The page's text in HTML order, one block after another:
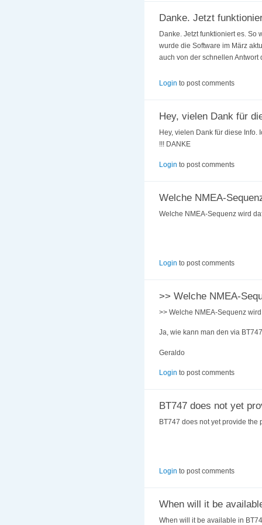
Danke. Jetzt
Danke. Jetzt funktioniert es. So
wurde die Software im März
auch von der schnellen Antwort
Login to post comments
Hey, vielen Dank für
Hey, vielen Dank für diese
!!! DANKE
Login to post comments
Welche NMEA-
Welche NMEA-Sequenz wird
Login to post comments
>> Welche NMEA-
>> Welche NMEA-Sequenz
Ja, wie kann man den via
Geraldo
Login to post comments
BT747 does not yet
BT747 does not yet provide the
Login to post comments
When will it be
When will it be available in